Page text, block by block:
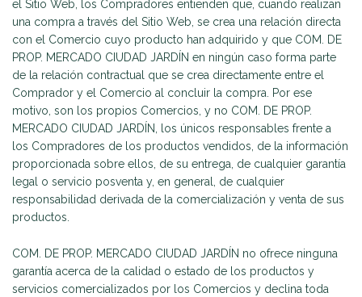
el Sitio Web, los Compradores entienden que, cuando realizan
una compra a través del Sitio Web, se crea una relación directa
con el Comercio cuyo producto han adquirido y que COM. DE
PROP. MERCADO CIUDAD JARDÍN en ningún caso forma parte
de la relación contractual que se crea directamente entre el
Comprador y el Comercio al concluir la compra. Por ese
motivo, son los propios Comercios, y no COM. DE PROP.
MERCADO CIUDAD JARDÍN, los únicos responsables frente a
los Compradores de los productos vendidos, de la información
proporcionada sobre ellos, de su entrega, de cualquier garantía
legal o servicio posventa y, en general, de cualquier
responsabilidad derivada de la comercialización y venta de sus
productos.
COM. DE PROP. MERCADO CIUDAD JARDÍN no ofrece ninguna
garantía acerca de la calidad o estado de los productos y
servicios comercializados por los Comercios y declina toda